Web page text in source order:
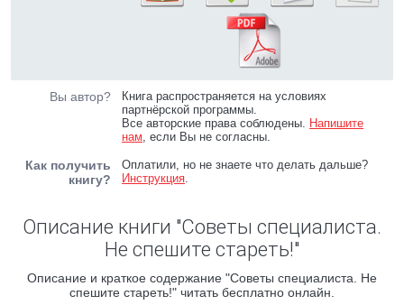
Вы автор?
Книга распространяется на условиях
партнёрской программы.
Все авторские права соблюдены. Напишите
нам, если Вы не согласны.
Как получить
книгу?
Оплатили, но не знаете что делать дальше?
Инструкция.
Описание книги "Советы специалиста.
Не спешите стареть!"
Описание и краткое содержание "Советы специалиста. Не
спешите стареть!" читать бесплатно онлайн.